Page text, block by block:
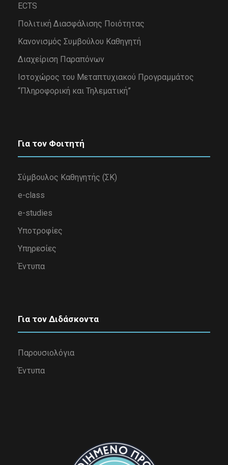
ECTS
Πολιτική Διασφάλισης Ποιότητας
Κανονισμός Συμβούλου Καθηγητή
Διαχείριση Παραπόνων
Iστοχώρος του Μεταπτυχιακού Προγραμμάτος
“Πληροφορική και Τηλεματική”
Για τον Φοιτητή
Σύμβουλος Καθηγητής (ΣΚ)
e-class
e-studies
Υποτροφίες
Υπηρεσίες
Έντυπα
Για τον Διδάσκοντα
Παρουσιολόγια
Έντυπα